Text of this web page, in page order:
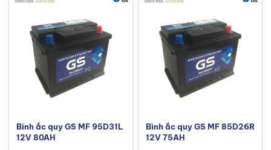
Bình ắc quy GS MF 95D31L
12V 80AH
Bình ắc quy GS MF 85D26R
12V 75AH